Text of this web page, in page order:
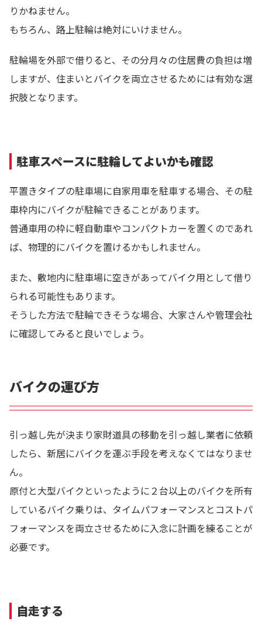
りかねません。
もちろん、路上駐輪は絶対にいけません。
駐輪場を外部で借りると、その分月々の住居費の負担は増
しますが、住まいとバイクを両立させるためには有効な選
択肢となります。
駐車スペースに駐輪してよいかも確認
平置きタイプの駐車場に自家用車を駐車する場合、その駐
車枠内にバイクが駐輪できることがあります。
普通車用の枠に軽自動車やコンパクトカーを置くのであれ
ば、物理的にバイクを置けるかもしれません。
また、敷地内に駐車場に空きがあってバイク用として借り
られる可能性もあります。
そうした方法で駐輪できそうな場合、大家さんや管理会社
に確認してみると良いでしょう。
バイクの運び方
引っ越し先が決まり家財道具の移動を引っ越し業者に依頼
したら、新居にバイクを運ぶ手段を考えなくてはなりませ
ん。
原付と大型バイクといったように２台以上のバイクを所有
しているバイク乗りは、タイムパフォーマンスとコストパ
フォーマンスを両立させるために入念に計画を練ることが
必要です。
自走する